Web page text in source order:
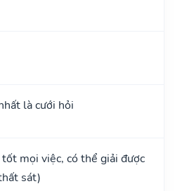
là cưới hỏi
mọi việc, có thể giải được
sát)